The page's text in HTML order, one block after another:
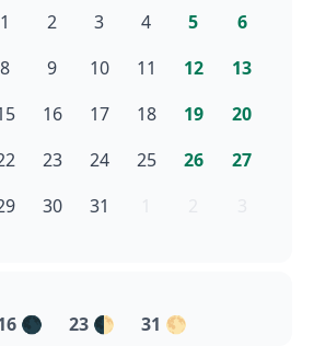
1 2 3 4 5 6
8 9 10 11 12 13
16 17 18 19 20
23 24 25 26 27
30 31
🌑 23 🌓 31 🌕